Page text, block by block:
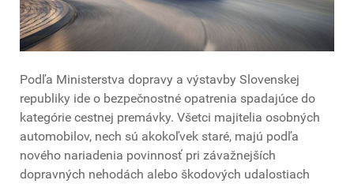
Podľa Ministerstva dopravy a výstavby Slovenskej
republiky ide o bezpečnostné opatrenia spadajúce do
kategórie cestnej premávky. Všetci majitelia osobných
automobilov, nech sú akokoľvek staré, majú podľa
nového nariadenia povinnosť pri závažnejších
dopravných nehodách alebo škodových udalostiach